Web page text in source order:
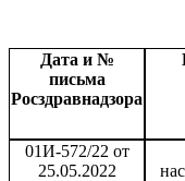
Дата и №
письма
Росздравнадзора
01И-572/22 от
25.05.2022